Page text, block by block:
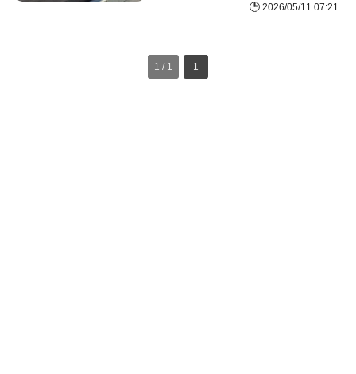
2026/05/11 07:21
1 / 1 1